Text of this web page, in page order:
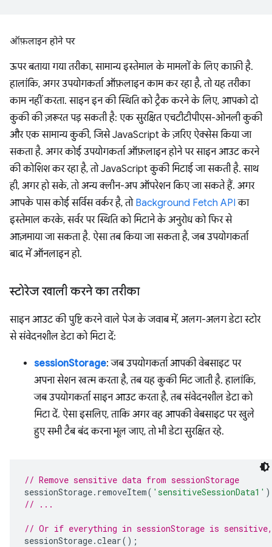
ऑफ़लाइन होने पर
ऊपर बताया गया तरीका, सामान्य इस्तेमाल के मामलों के लिए काफ़ी है.
हालांकि, अगर उपयोगकर्ता ऑफ़लाइन काम कर रहा है, तो यह तरीका
काम नहीं करता. साइन इन की स्थिति को ट्रैक करने के लिए, आपको दो
कुकी की ज़रूरत पड़ सकती है: एक सुरक्षित एचटीटीपीएस-ओनली कुकी
और एक सामान्य कुकी, जिसे JavaScript के ज़रिए ऐक्सेस किया जा
सकता है. अगर कोई उपयोगकर्ता ऑफ़लाइन होने पर साइन आउट करने
की कोशिश कर रहा है, तो JavaScript कुकी मिटाई जा सकती है. साथ
ही, अगर हो सके, तो अन्य क्लीन-अप ऑपरेशन किए जा सकते हैं. अगर
आपके पास कोई सर्विस वर्कर है, तो Background Fetch API का
इस्तेमाल करके, सर्वर पर स्थिति को मिटाने के अनुरोध को फिर से
आज़माया जा सकता है. ऐसा तब किया जा सकता है, जब उपयोगकर्ता
बाद में ऑनलाइन हो.
स्टोरेज खाली करने का तरीका
साइन आउट की पुष्टि करने वाले पेज के जवाब में, अलग-अलग डेटा स्टोर
से संवेदनशील डेटा को मिटा दें:
sessionStorage: जब उपयोगकर्ता आपकी वेबसाइट पर
अपना सेशन खत्म करता है, तब यह कुकी मिट जाती है. हालांकि,
जब उपयोगकर्ता साइन आउट करता है, तब संवेदनशील डेटा को
मिटा दें. ऐसा इसलिए, ताकि अगर वह आपकी वेबसाइट पर खुले
हुए सभी टैब बंद करना भूल जाए, तो भी डेटा सुरक्षित रहे.
// Remove sensitive data from sessionStorage
sessionStorage. removeItem( 'sensitiveSessionData1'
// ...
// Or if everything in sessionStorage is
sessionStorage.clear();